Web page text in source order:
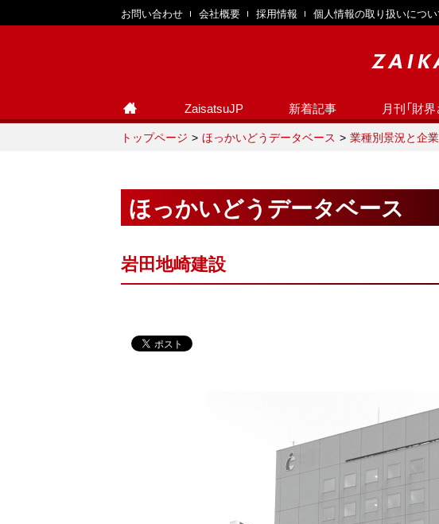
お問い合わせ 会社概要 採用情報 個人情報の取り扱いにつ
ZaisatsuJP 新着記事 月刊「財
トップページ ほっかいどうデータベース 業種別景況と企
ほっかいどうデータベース
岩田地崎建設